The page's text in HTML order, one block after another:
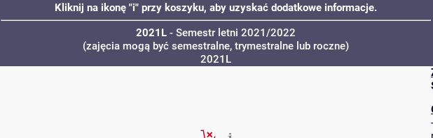
Kliknij na ikonę "i" przy koszyku, aby uzyskać dodatkowe informacje.
2021L - Semestr letni 2021/2022
(zajęcia mogą być semestralne, trymestralne lub roczne)
2021L
-